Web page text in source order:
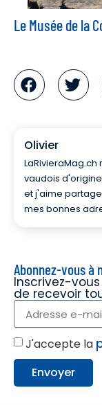
Le Musée de la
Olivier
vaudois
et j'aime
mes bonnes
Abonnez-vous à
Inscrivez-
de recevoir
J'accepte la
Envoyer